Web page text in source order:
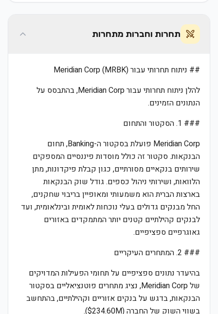
תחרות וחברות מתחרות
## ניתוח תחרותי עבור Meridian Corp (MRBK)
להלן ניתוח תחרותי עבור Meridian Corp, בהתבסס על
הנתונים הזמינים.
### 1. הסקטור והתחום
Meridian Corp פועלת בסקטור ה-Banking, תחום
הבנקאות. סקטור זה כולל מוסדות פיננסיים המספקים
שירותים בנקאיים מסורתיים, כגון קבלת פיקדונות, מתן
הלוואות, ושירותי ניהול כספים. גודל שוק הבנקאות
בארצות הברית הוא משמעותי ומאופיין בריבוי שחקנים,
החל מבנקים גדולים בעלי נוכחות לאומית ובינלאומית, ועד
לבנקים קהילתיים קטנים יותר המתמקדים באזורים
גאוגרפיים ספציפיים.
### 2. המתחרים העיקריים
בהיעדר נתונים ספציפיים על תחומי הפעילות המדויקים
של Meridian Corp, נציג מתחרים פוטנציאליים בסקטור
הבנקאות, בדגש על בנקים אזוריים וקהילתיים, בהתחשב
בשווי השוק של החברה ($234.60M).